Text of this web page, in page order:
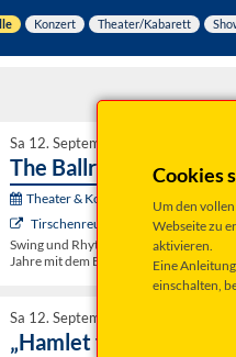
Konzert Theater/Kabarett
Cookies
Um den
Webseite zu
aktivieren.
Eine
einschalten,
Sa 12. September 2026 19:30 Uhr
The Ballroomshakers
Theater & Konzerte der Stadt
Tirschenreuth, Kultur- und VAZ
Swing und Rhythm‘ & Blues mit
Jahre mit dem Biss des Rock´n`Roll.
Sa 12. September 2026 20:00 Uhr
„Hamlet for you“